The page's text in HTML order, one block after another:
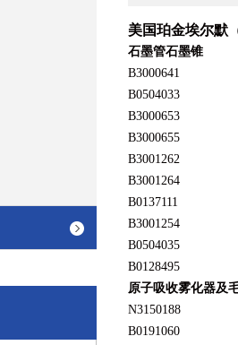
美国珀金埃尔默
石墨管石墨锥
B3000641
B0504033
B3000653
B3000655
B3001262
B3001264
B0137111
B3001254
B0504035
B0128495
原子吸收雾化器及
N3150188
B0191060